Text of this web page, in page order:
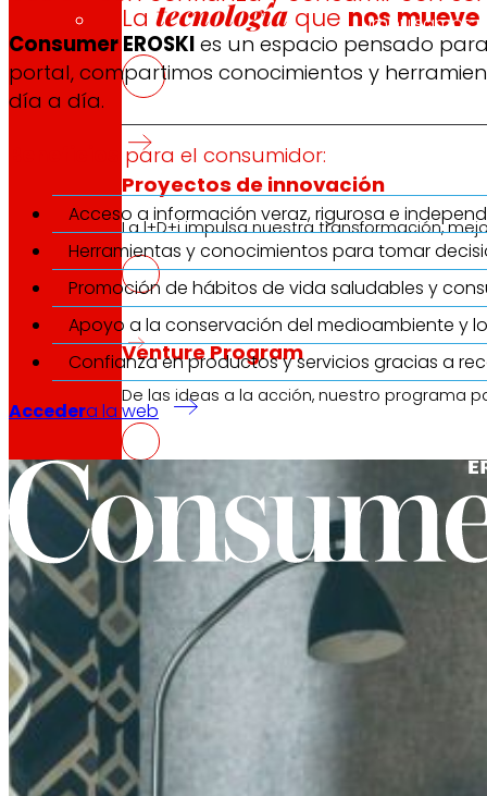
Latecnología que nos mueve
Proyectos de innovación
La l+D+i impulsa nuestra transformación,
Venture Program
De las ideas a la acción, nuestro programa
Retail Media
Exploramos nuevas formas de conectar
Memorias
ES
Impulsamos
Consumer EROSKI es un espacio pensado
portal, compartimos conocimientos y
día a día.
para el consumidor:
Acceso a información veraz, rigurosa e
Herramientas y conocimientos para tomar
Promoción de hábitos de vida saludables y
Apoyo a la conservación del medioambiente y
Confianza en productos y servicios gracias a
Accedera la web